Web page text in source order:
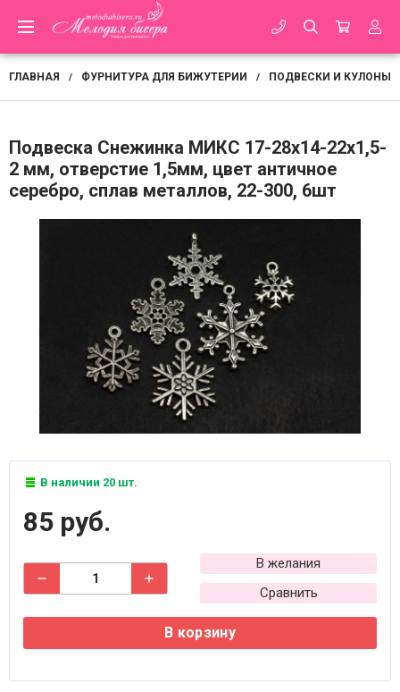
ГЛАВНАЯ / ФУРНИТУРА ДЛЯ БИЖУТЕРИИ / ПОДВЕСКИ И КУЛОНЫ
Подвеска Снежинка МИКС 17-28х14-22х1,5-
2 мм, отверстие 1,5мм, цвет античное
серебро, сплав металлов, 22-300, 6шт
В наличии 20 шт.
85 руб.
В желания
Сравнить
В корзину